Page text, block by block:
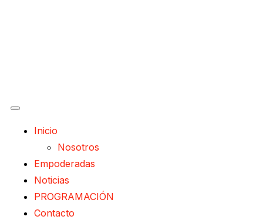
Inicio
Nosotros
Empoderadas
Noticias
PROGRAMACIÓN
Contacto